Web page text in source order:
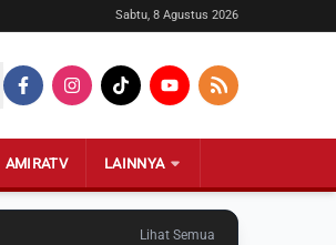
Sabtu, 8 Agustus 2026
AMIRATV LAINNYA
Lihat Semua